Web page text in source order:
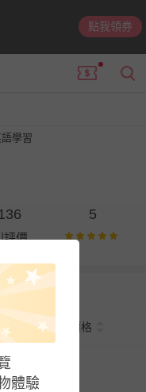
點我領券
學習
評價
5
價格
體驗